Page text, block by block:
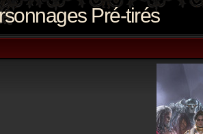
Pré-tirés